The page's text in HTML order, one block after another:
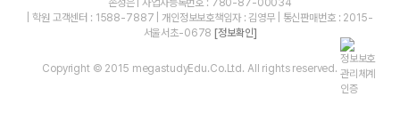
손성은 | 사업자등록번호 : 780-87-00034
| 학원 고객센터 : 1588-7887 | 개인정보보호책임자 : 김영무 | 통신판매번호 : 2015-
서울서초-0678 [정보확인]
Copyright © 2015 megastudyEdu.Co.Ltd. All rights reserved.